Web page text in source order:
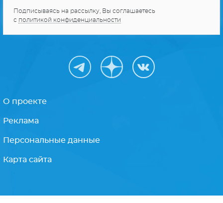
Подписываясь на рассылку, Вы соглашаетесь
с политикой конфиденциальности
О проекте
Реклама
Персональные данные
Карта сайта